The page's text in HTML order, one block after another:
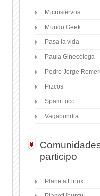
Microsiervos
Mundo Geek
Pasa la vida
Paula Ginecóloga
Pedro Jorge
Pizcos
SpamLoco
Vagabundia
participo
Planeta Linux